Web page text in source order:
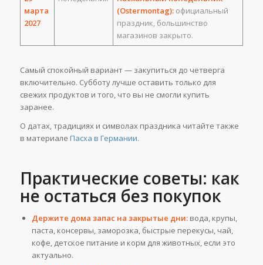
марта
2027
(Ostermontag): официальный
праздник, большинство
магазинов закрыто.
Самый спокойный вариант — закупиться до четверга
включительно. Субботу лучше оставить только для
свежих продуктов и того, что вы не смогли купить
заранее.
О датах, традициях и символах праздника читайте также
в материале Пасха в Германии.
Практические советы: как
не остаться без покупок
Держите дома запас на закрытые дни:вода, крупы,
паста, консервы, заморозка, быстрые перекусы, чай,
кофе, детское питание и корм для животных, если это
актуально.